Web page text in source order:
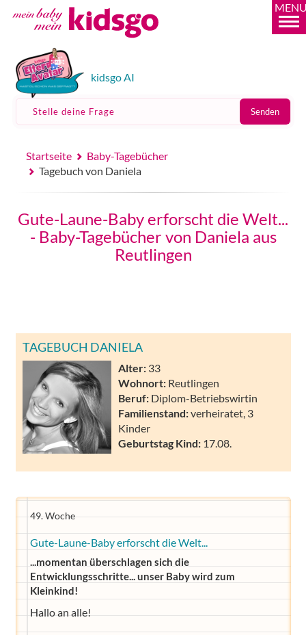
kidsgo AI
Stelle deine Frage Senden
Startseite
Baby-Tagebücher
Tagebuch von Daniela
Gute-Laune-Baby erforscht die Welt...
- Baby-Tagebücher von Daniela aus
Reutlingen
TAGEBUCH DANIELA
Alter: 33
Wohnort: Reutlingen
Beruf: Diplom-Betriebswirtin
Familienstand:verheiratet, 3
Kinder
Geburtstag Kind: 17.08.
49. Woche
Gute-Laune-Baby erforscht die Welt...
...momentan überschlagen sich die
Entwicklungsschritte... unser Baby wird zum
Kleinkind!
Hallo an alle!